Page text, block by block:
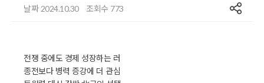
날짜 2024.10.30 조회수 773 공유
전쟁 중에도 경제 성장하는 러
종전보다 병력 증강에 더 관심